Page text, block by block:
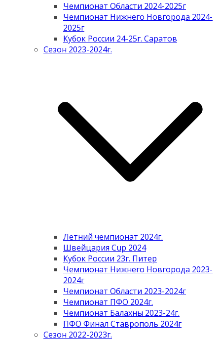
Чемпионат Области 2024-2025г
Чемпионат Нижнего Новгорода 2024-
2025г
Кубок России 24-25г. Саратов
Сезон 2023-2024г.
Летний чемпионат 2024г.
Швейцария Cup 2024
Кубок России 23г. Питер
Чемпионат Нижнего Новгорода 2023-
2024г
Чемпионат Области 2023-2024г
Чемпионат ПФО 2024г.
Чемпионат Балахны 2023-24г.
ПФО Финал Ставрополь 2024г
Сезон 2022-2023г.